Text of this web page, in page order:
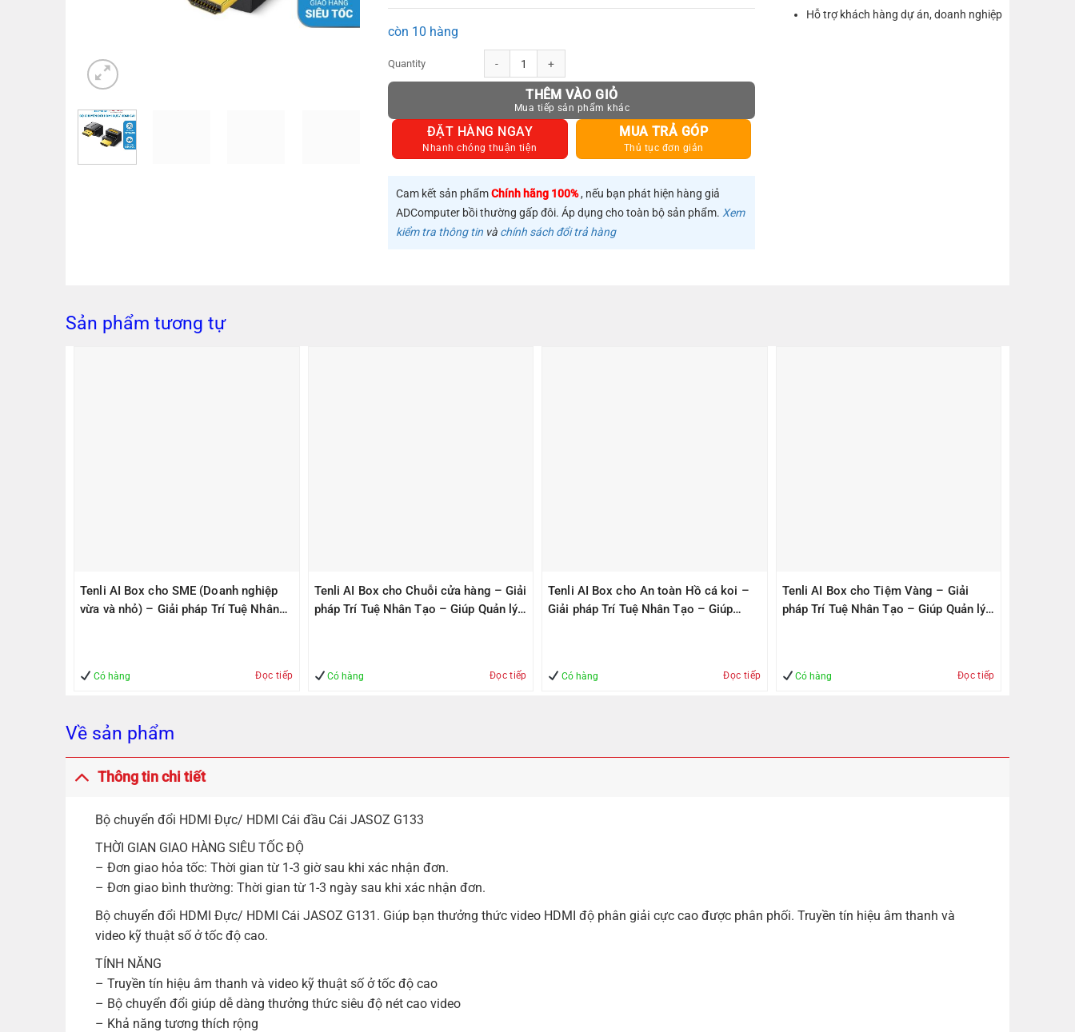
còn 10 hàng
Bộ chuyển đổi HDMI Đực/ HDMI Cái JASOZ G133 Hàng Chính Hãng - Bảo hành 18 tháng số lượng
THÊM VÀO GIỎ
ĐẶT HÀNG NGAY
Nhanh chóng thuận tiện
MUA TRẢ GÓP
Thủ tục đơn giản
Cam kết sản phẩmChính hãng 100%, nếu bạn phát hiện hàng giả
ADComputer bồi thường gấp đôi. Áp dụng cho toàn bộ sản phẩm. Xem
kiểm tra thông tin và chính sách đổi trả hàng
Hỗ trợ khách hàng dự án, doanh nghiệp
Sản phẩm tương tự
Tenli AI Box cho SME (Doanh nghiệp
vừa và nhỏ) – Giải pháp Trí Tuệ Nhân
Có hàng Đọc tiếp
Tenli AI Box cho Chuỗi cửa hàng – Giải
pháp Trí Tuệ Nhân Tạo – Giúp Quản lý
Có hàng Đọc tiếp
Tenli AI Box cho An toàn Hồ cá koi –
Giải pháp Trí Tuệ Nhân Tạo – Giúp
Có hàng Đọc tiếp
Tenli AI Box cho Tiệm Vàng – Giải
pháp Trí Tuệ Nhân Tạo – Giúp Quản lý
Có hàng Đọc tiếp
Về sản phẩm
Thông tin chi tiết
Bộ chuyển đổi HDMI Đực/ HDMI Cái đầu Cái JASOZ G133
THỜI GIAN GIAO HÀNG SIÊU TỐC ĐỘ
– Đơn giao hỏa tốc: Thời gian từ 1-3 giờ sau khi xác nhận đơn.
– Đơn giao bình thường: Thời gian từ 1-3 ngày sau khi xác nhận đơn.
Bộ chuyển đổi HDMI Đực/ HDMI Cái JASOZ G131. Giúp bạn thưởng thức video HDMI độ phân giải cực cao được phân phối. Truyền tín hiệu âm thanh và
video kỹ thuật số ở tốc độ cao.
TÍNH NĂNG
– Truyền tín hiệu âm thanh và video kỹ thuật số ở tốc độ cao
– Bộ chuyển đổi giúp dễ dàng thưởng thức siêu độ nét cao video
– Khả năng tương thích rộng